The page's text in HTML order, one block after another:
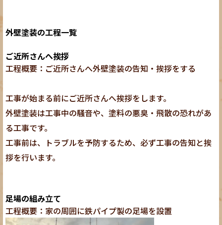
外壁塗装の工程一覧
ご近所さんへ挨拶
工程概要：ご近所さんへ外壁塗装の告知・挨拶をする
工事が始まる前にご近所さんへ挨拶をします。
外壁塗装は工事中の騒音や、塗料の悪臭・飛散の恐れがあ
る工事です。
工事前は、トラブルを予防するため、必ず工事の告知と挨
拶を行います。
足場の組み立て
工程概要：家の周囲に鉄パイプ製の足場を設置